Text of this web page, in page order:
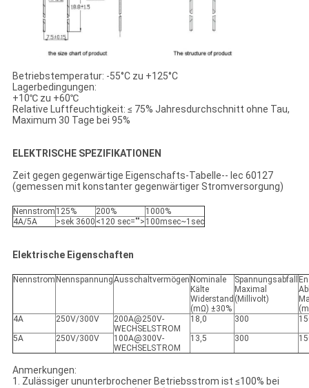
Betriebstemperatur: -55°C zu +125°C
Lagerbedingungen:
+10℃ zu +60℃
Relative Luftfeuchtigkeit: ≤ 75% Jahresdurchschnitt ohne Tau,
Maximum 30 Tage bei 95%
ELEKTRISCHE SPEZIFIKATIONEN
Zeit gegen gegenwärtige Eigenschafts-Tabelle-- Iec 60127
(gemessen mit konstanter gegenwärtiger Stromversorgung)
Nennstrom 125% 200%
1000%
4A/5A
>sek 3600 <120 sec=""> 100msec~1sec
Elektrische Eigenschaften
Nennstrom NennspannungAusschaltvermögen Nominale
Kälte
Widerstand
(mΩ) ±30%
Spannungsabfall
Maximal
(Millivolt)
4A
250V/300V
200A@250V-
WECHSELSTROM
100A@300V-
WECHSELSTROM
18,0 300
5A
250V/300V 13,5 300
Anmerkungen:
1. Zulässiger ununterbrochener Betriebsstrom ist ≤100% bei